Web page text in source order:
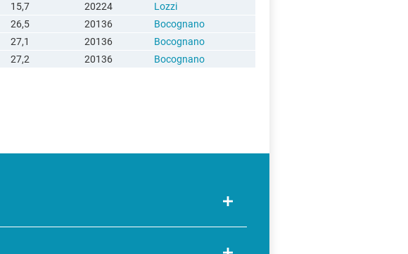
15,7 20224
Lozzi
26,5 20136
Bocognano
27,1 20136
Bocognano
27,2 20136 Bocognano